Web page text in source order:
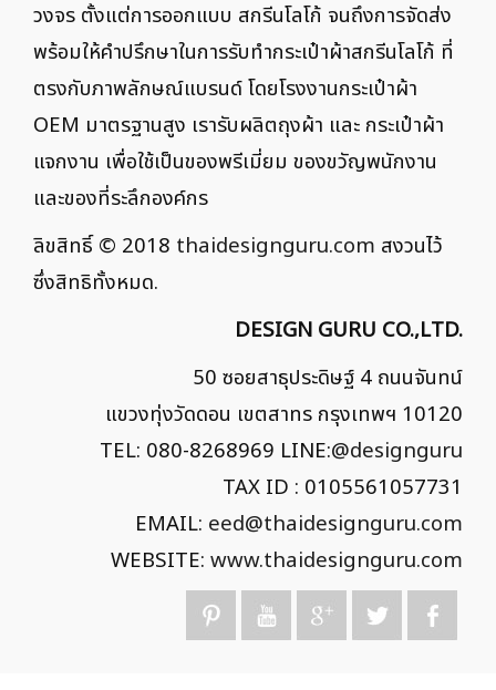
วงจร ตั้งแต่การออกแบบ สกรีนโลโก้ จนถึงการจัดส่ง
พร้อมให้คำปรึกษาในการรับทำกระเป๋าผ้าสกรีนโลโก้ ที่
ตรงกับภาพลักษณ์แบรนด์ โดยโรงงานกระเป๋าผ้า
OEM มาตรฐานสูง เรารับผลิตถุงผ้า และ กระเป๋าผ้า
แจกงาน เพื่อใช้เป็นของพรีเมี่ยม ของขวัญพนักงาน
และของที่ระลึกองค์กร
ลิขสิทธิ์ © 2018 thaidesignguru.com สงวนไว้
ซึ่งสิทธิทั้งหมด.
DESIGN GURU CO.,LTD.
50 ซอยสาธุประดิษฐ์ 4 ถนนจันทน์
แขวงทุ่งวัดดอน เขตสาทร กรุงเทพฯ 10120
TEL: 080-8268969 LINE:@designguru
TAX ID : 0105561057731
EMAIL: eed@thaidesignguru.com
WEBSITE: www.thaidesignguru.com